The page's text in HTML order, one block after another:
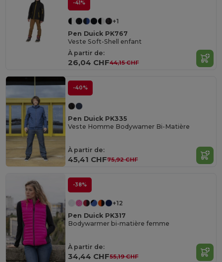
-41%
+1
Pen Duick PK767
Veste Soft-Shell enfant
À partir de:
26,04 CHF44,15 CHF
-40%
Pen Duick PK335
Veste Homme Bodywamer Bi-Matière
À partir de:
45,41 CHF75,92 CHF
-38%
+12
Pen Duick PK317
Bodywarmer bi-matière femme
À partir de:
34,44 CHF55,19 CHF